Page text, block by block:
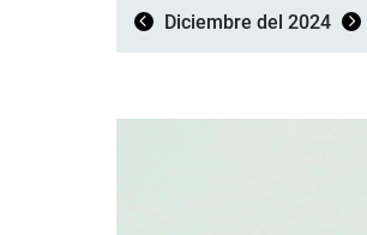
Diciembre del 2024